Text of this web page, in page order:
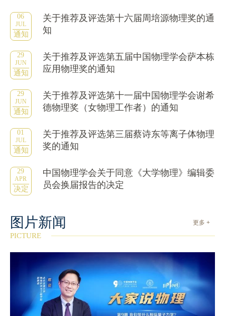
06
JUL
通知
关于推荐及评选第十六届周培源物理奖的通
知
29
JUN
通知
关于推荐及评选第五届中国物理学会萨本栋
应用物理奖的通知
29
JUN
通知
关于推荐及评选第十一届中国物理学会谢希
德物理奖（女物理工作者）的通知
01
JUL
通知
关于推荐及评选第三届蔡诗东等离子体物理
奖的通知
29
APR
决定
中国物理学会关于同意《大学物理》编辑委
员会换届报告的决定
更多 +
图片新闻
PICTURE